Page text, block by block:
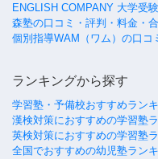
ENGLISH COMPANY 大学受
森塾の口コミ・評判・料金・
個別指導WAM（ワム）の口コ
ランキングから探す
学習塾・予備校おすすめラン
漢検対策におすすめの学習塾
英検対策におすすめの学習塾
全国でおすすめの幼児塾ラン